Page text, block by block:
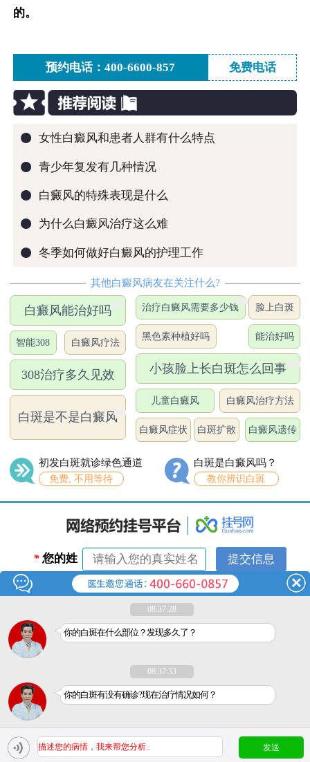
的。
预约电话：400-6600-857 免费电话
● 女性白癜风和患者人群有什么特点
● 青少年复发有几种情况
● 白癜风的特殊表现是什么
● 为什么白癜风治疗这么难
● 冬季如何做好白癜风的护理工作
其他白癜风病友在关注什么?
白癜风能治好吗
智能308 白癜风疗法
308治疗多久见效
白斑是不是白癜风
治疗白癜风需要多少钱 脸上白斑
黑色素种植好吗 能治好吗
小孩脸上长白斑怎么回事
儿童白癜风 白癜风治疗方法
白癜风症状 白斑扩散 白癜风遗传
初发白斑就诊绿色通道
免费, 不用等待
白斑是白癜风吗？
教你辨识白斑
* 您的姓
名：
* 联系电
话：
医疗广告审查证明文号：粤（A）广（2018）第240号
在线沟通 免费电话 免费问诊
08:37:28
你的白斑在什么部位？发现多久了？
08:37:33
你的白斑有没有确诊?现在治疗情况如何？
发送